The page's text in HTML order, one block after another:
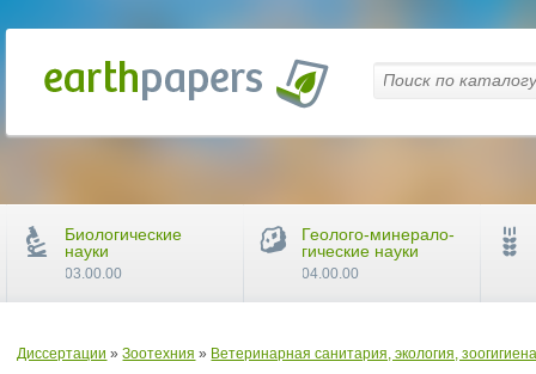
Диссертации »Зоотехния » Ветеринарная санитария, экология,
Биологические
науки
03.00.00
Геолого-минерало-
гические науки
04.00.00